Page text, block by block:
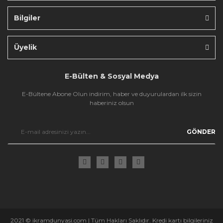
Bilgiler
Üyelik
E-Bülten & Sosyal Medya
E-Bültene Abone Olun indirim, haber ve duyurulardan ilk sizin
haberiniz olsun
GÖNDER
2021 © ikramdunyasi.com | Tüm Hakları Saklıdır. Kredi kartı bilgileriniz